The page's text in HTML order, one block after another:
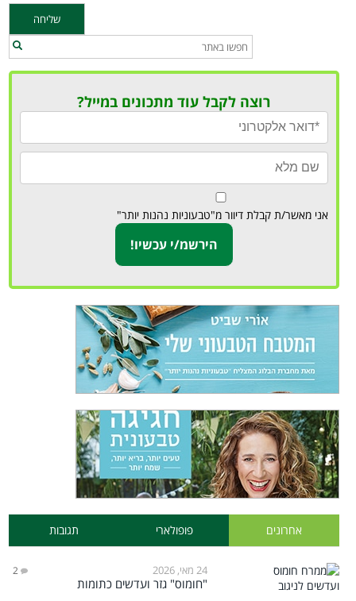
רוצה לקבל עוד מתכונים במייל?
אני מאשר/ת קבלת דיוור מ"טבעוניות נהנות יותר"
אחרונים פופולארי תגובות
24 מאי, 2026 2
"חומוס" גזר ועדשים כתומות